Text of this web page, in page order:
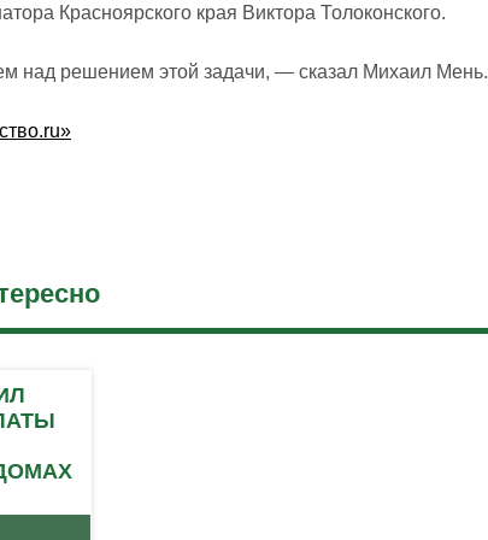
Красноярского края Виктора Толоконского.
над решением этой задачи, — сказал Михаил Мень.